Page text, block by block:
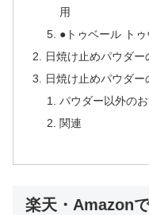
用
●トゥベール ト
日焼け止めパウダー
日焼け止めパウダー
パウダー以外の
関連
楽天・Amazon